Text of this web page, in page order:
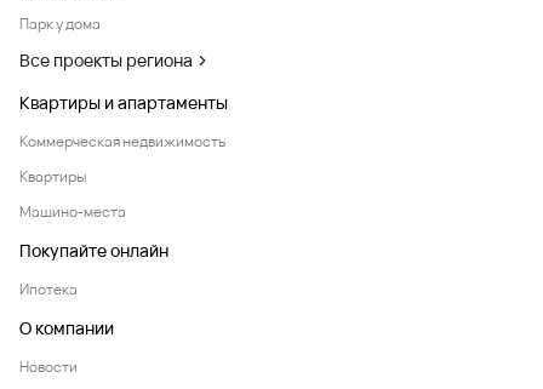
Парк у дома
Все проекты региона
Квартиры и апартаменты
Коммерческая недвижимость
Квартиры
Машино-места
Покупайте онлайн
Ипотека
О компании
Новости